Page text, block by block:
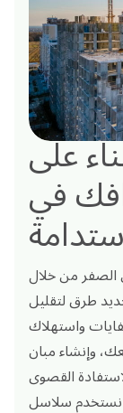
على
في
من خلال
طرق لتقليل
واستهلاك
وإنشاء مبان
القصوى
نستخدم سلاسل